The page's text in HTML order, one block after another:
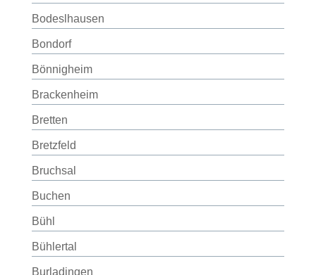
Bodeslhausen
Bondorf
Bönnigheim
Brackenheim
Bretten
Bretzfeld
Bruchsal
Buchen
Bühl
Bühlertal
Burladingen